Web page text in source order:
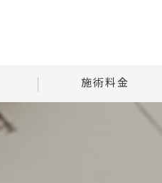
施術料金